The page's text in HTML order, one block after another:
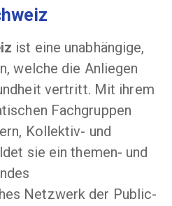
ist eine unabhängige,
welche die Anliegen
vertritt. Mit ihrem
Fachgruppen
Kollektiv- und
sie ein themen- und
Netzwerk der Public-